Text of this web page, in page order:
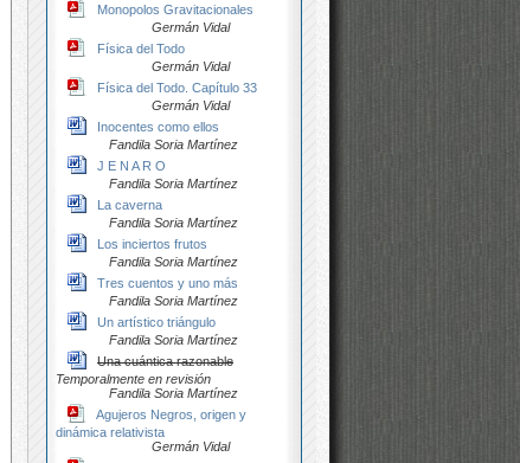
Monopolos Gravitacionales
Germán Vidal
Física del Todo
Germán Vidal
Física del Todo. Capítulo 33
Germán Vidal
Inocentes como ellos
Fandila Soria Martínez
J E N A R O
Fandila Soria Martínez
La caverna
Fandila Soria Martínez
Los inciertos frutos
Fandila Soria Martínez
Tres cuentos y uno más
Fandila Soria Martínez
Un artístico triángulo
Fandila Soria Martínez
Una cuántica razonable
Temporalmente en revisión
Fandila Soria Martínez
Agujeros Negros, origen y
dinámica relativista
Germán Vidal